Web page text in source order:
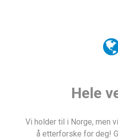
Hele
Vi holder til i Norge, men
å etterforske for deg!